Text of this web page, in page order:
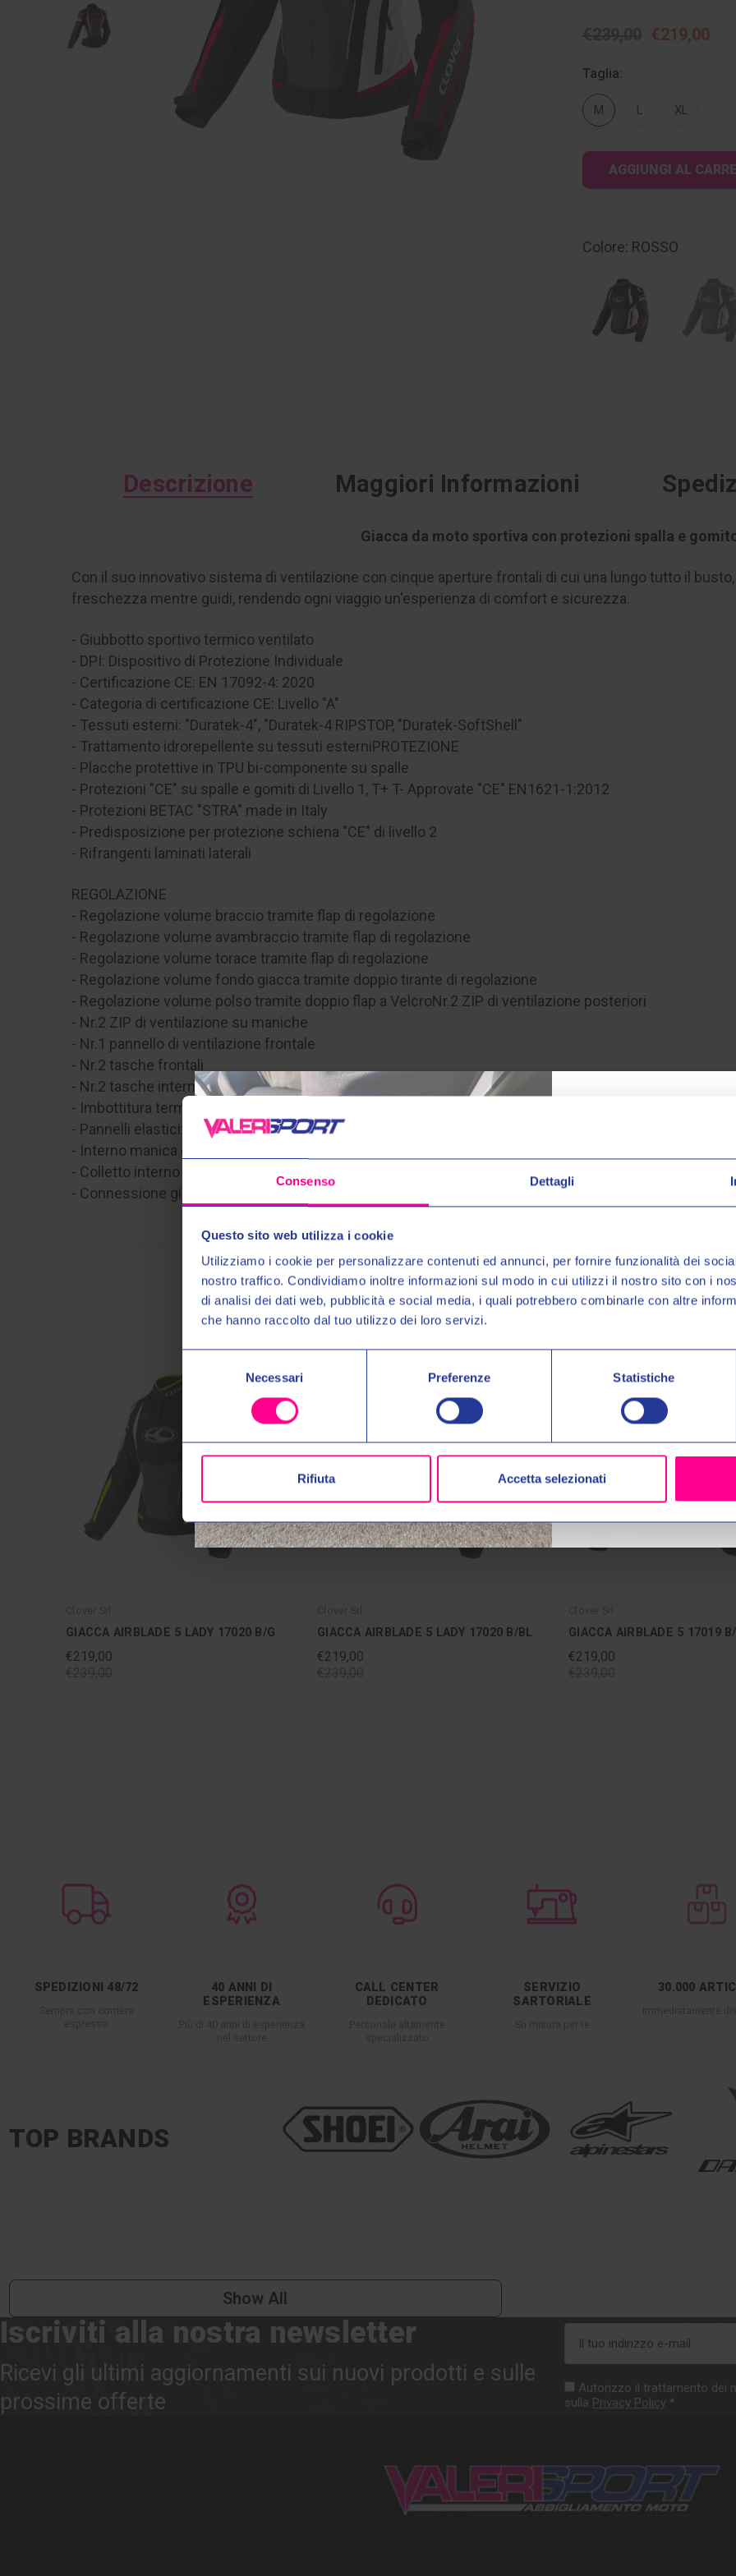
Consenso Dettagli
Questo sito web utilizza i cookie
Utilizziamo i cookie per personalizzare contenuti ed annunci, per fornire funzionalità dei
nostro traffico. Condividiamo inoltre informazioni sul modo in cui utilizzi il nostro sito con i
di analisi dei dati web, pubblicità e social media, i quali potrebbero combinarle con altre
che hanno raccolto dal tuo utilizzo dei loro servizi.
del
Necessari Preferenze Statistiche
Rifiuta Accetta selezionati
€219,00
Taglia:
M L XL
Disponibilità
Colore: ROSSO
Descrizione Maggiori Informazioni
Giacca da moto sportiva con protezioni spalla e
Con il suo innovativo sistema di ventilazione con cinque aperture frontali di cui una lungo tutto il
freschezza mentre guidi, rendendo ogni viaggio un'esperienza di comfort e sicurezza.
- Giubbotto sportivo termico ventilato
- DPI: Dispositivo di Protezione Individuale
- Certificazione CE: EN 17092-4: 2020
- Categoria di certificazione CE: Livello "A"
- Tessuti esterni: "Duratek-4", "Duratek-4 RIPSTOP, "Duratek-SoftShell"
- Trattamento idrorepellente su tessuti esterniPROTEZIONE
- Placche protettive in TPU bi-componente su spalle
- Protezioni "CE" su spalle e gomiti di Livello 1, T+ T- Approvate "CE" EN1621-1:2012
- Protezioni BETAC "STRA" made in Italy
- Predisposizione per protezione schiena "CE" di livello 2
- Rifrangenti laminati laterali
REGOLAZIONE
- Regolazione volume braccio tramite flap di regolazione
- Regolazione volume avambraccio tramite flap di regolazione
- Regolazione volume torace tramite flap di regolazione
- Regolazione volume fondo giacca tramite doppio tirante di regolazione
- Regolazione volume polso tramite doppio flap a VelcroNr.2 ZIP di ventilazione posteriori
- Nr.2 ZIP di ventilazione su maniche
- Nr.1 pannello di ventilazione frontale
- Nr.2 tasche frontali
- Nr.2 tasche interne
- Imbottitura termica removibile
- Pannelli elasticizzati su gomiti
- Interno manica e zona spalle completamente elasticizzata
- Colletto interno in Microfibra
- Connessione giacca-pantalone tramite Tirante elasticizzato.
Prodotti Simili
GIACCA AIRBLADE 5 LADY 17020 B/G
€219,00
GIACCA AIRBLADE 5 LADY 17020 B/BL
€219,00
GIACCA AIRBLADE 5 17019
€219,00
SPEDIZIONI 48/72
40 ANNI DI
ESPERIENZA
CALL CENTER
DEDICATO
SERVIZIO
SARTORIALE
30.000
TOP BRANDS
Show All
Iscriviti alla nostra newsletter
Ricevi gli ultimi aggiornamenti sui nuovi prodotti e sulle
prossime offerte
mail
Autorizzo il trattamento dei
sulla Privacy Policy *
Entra nel
Email:
No,